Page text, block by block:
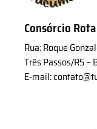
Consórcio
Rua: Roque
Três Passos/RS
E-mail: